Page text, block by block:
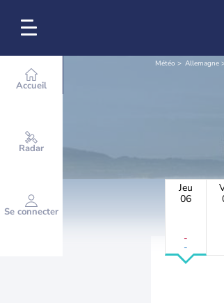
Accueil
Radar
Se connecter
Météo Allemagne
Jeu
06
-
-